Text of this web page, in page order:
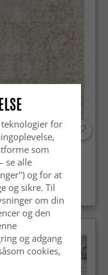
- Cosy (beige)
for
som
se alle
og for at
og sikre. Til
om din
og den
og adgang
cookies,